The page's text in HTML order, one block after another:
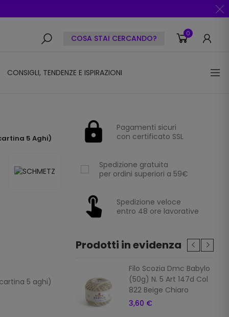
COSA STAI CERCANDO? 0
CONSIGLI, TENDENZE E ISPIRAZIONI
5 Aghi)
5 aghi)
Pagamenti sicuri
con certificato SSL
Spedizione gratuita
per ordini superiori a 59€
Spedizione veloce
entro 48 ore lavorative
Prodotti in evidenza
2116/15 Col 7
Filo Scozia Dmc Babylo
(50g) N. 5 Art 147d Col
822 Beige Chiaro
3,60 €